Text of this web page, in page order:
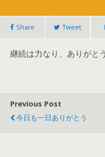
Share Tweet
継続は力なり、ありがと
Previous Post
今日も一日ありがとう